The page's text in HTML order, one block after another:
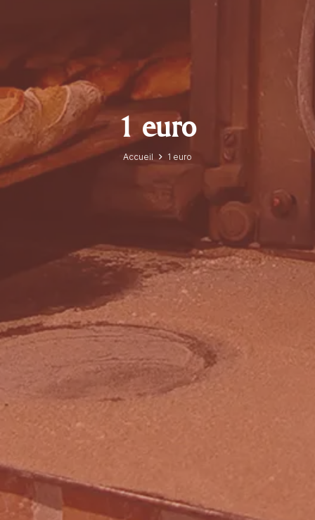
1 euro
Accueil 1 euro